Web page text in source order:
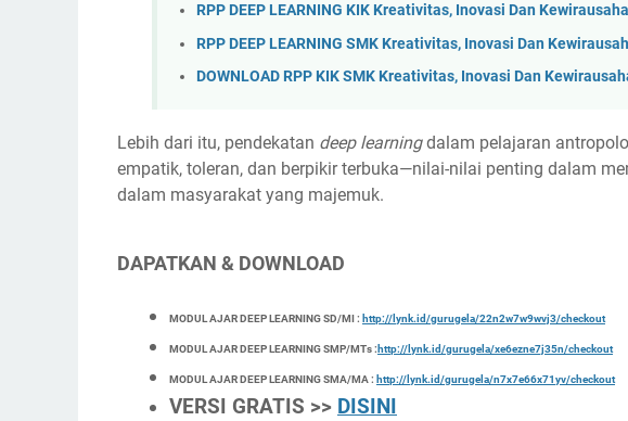
RPP DEEP LEARNING KIK Kreativitas, Inovasi Dan
RPP DEEP LEARNING SMK Kreativitas, Inovasi Dan
DOWNLOAD RPP KIK SMK Kreativitas, Inovasi Dan
Lebih dari itu, pendekatan deep learningdalam pelajaran
empatik, toleran, dan berpikir terbuka—nilai-nilai penting dalam
dalam masyarakat yang majemuk.
DAPATKAN & DOWNLOAD
MODUL AJAR DEEP LEARNING SD/MI : http://lynk.id/gurugela/22n2w7w9wvj3/checkout
MODUL AJAR DEEP LEARNING SMP/MTs : http://lynk.id/gurugela/xe6ezne7j35n/checkout
MODUL AJAR DEEP LEARNING SMA/MA : http://lynk.id/gurugela/n7x7e66x71yv/checkout
VERSI GRATIS >> DISINI